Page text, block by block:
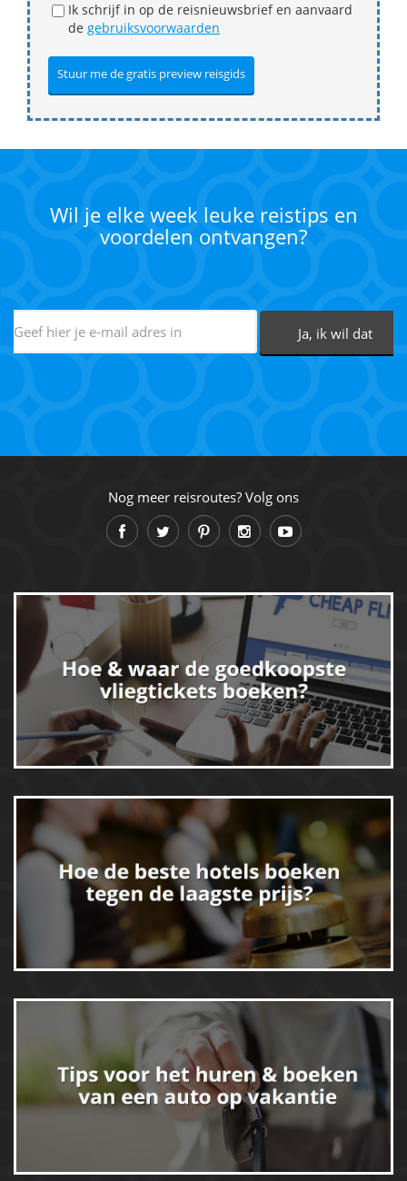
Ik schrijf in op de reisnieuwsbrief en aanvaard
de gebruiksvoorwaarden
Wil je elke week leuke reistips en
voordelen ontvangen?
Nog meer reisroutes? Volg ons